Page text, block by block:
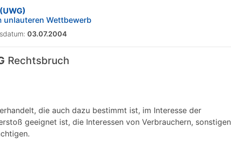
(UWG)
unlauteren Wettbewerb
03.07.2004
Rechtsbruch
die auch dazu bestimmt ist, im Interesse der
geeignet ist, die Interessen von Verbrauchern, sonstigen